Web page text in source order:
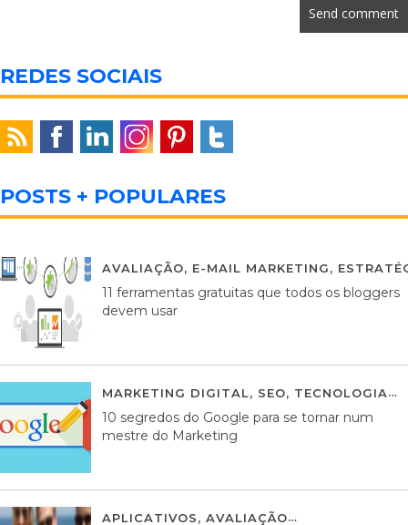
REDES SOCIAIS
POSTS + POPULARES
AVALIAÇÃO, E-MAIL MARKETING,
11 ferramentas gratuitas que todos os bloggers
devem usar
MARKETING DIGITAL, SEO, TECNOLOGIA
10 segredos do Google para se tornar num
mestre do Marketing
APLICATIVOS, AVALIAÇÃO